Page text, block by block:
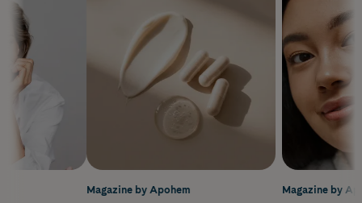
Magazine by
Magazine by Apohem